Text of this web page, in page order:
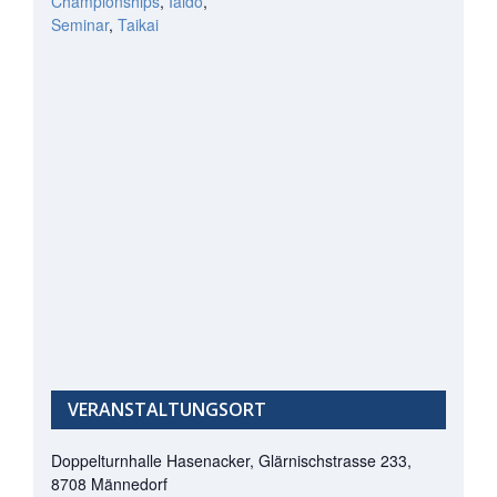
Seminar, Taikai
VERANSTALTUNGSORT
Doppelturnhalle Hasenacker, Glärnischstrasse 233,
8708 Männedorf